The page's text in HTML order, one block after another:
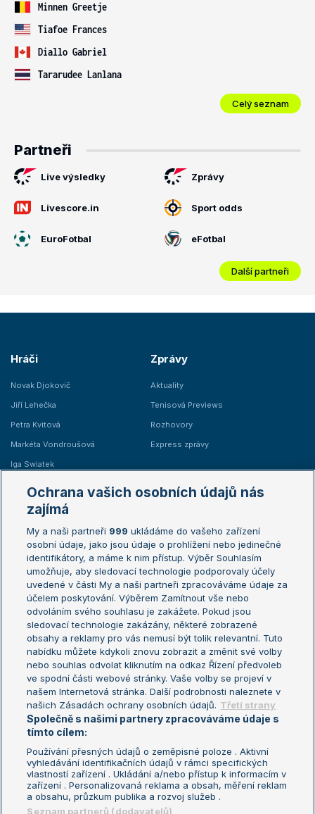
Minnen Greetje
Tiafoe Frances
Diallo Gabriel
Tararudee Lanlana
Celý seznam
Partneři
Live výsledky Zprávy
Livescore.in Sport odds
EuroFotbal eFotbal
Další partneři
Hráči
Novak Djokovič
Jiří Lehečka
Petra Kvitová
Markéta Vondroušová
Iga Swiatek
Zprávy
Aktuality
Tenisová Previews
Rozhovory
Express zprávy
Žebříčky
Žebříček ATP (muži)
Žebříček WTA (ženy)
Sázkařský žebříček
Australian Open
French Open
Wimbledon
US Open
Turnaj mistrů
Turnaj mistryň
Aktualní trendy
Fotbalové přestupy
Livesport Daily
LS Prague Open
Podmínky užití
Nastavení soukromí
GDPR a žurnalistika
Reklama
Kontakt
Informace o zpracování osobních
Ochrana vašich osobních údajů nás
zajímá
My a naši partneři 999 ukládáme do vašeho zařízení
osobní údaje, jako jsou údaje o prohlížení nebo jedinečné
identifikátory, a máme k nim přístup. Výběr Souhlasím
umožňuje, aby sledovací technologie podporovaly účely
uvedené v části My a naši partneři zpracováváme údaje za
účelem poskytování. Výběrem Zamítnout vše nebo
odvoláním svého souhlasu je zakážete. Pokud jsou
sledovací technologie zakázány, některé zobrazené
obsahy a reklamy pro vás nemusí být tolik relevantní. Tuto
nabídku můžete kdykoli znovu zobrazit a změnit své volby
nebo souhlas odvolat kliknutím na odkaz Řízení předvoleb
ve spodní části webové stránky. Vaše volby se projeví v
našem Internetová stránka. Další podrobnosti naleznete v
našich Zásadách ochrany osobních údajů. Třetí strany
Společně s našimi partnery zpracováváme údaje s
tímto cílem:
Používání přesných údajů o zeměpisné poloze . Aktivní
vyhledávání identifikačních údajů v rámci specifických
vlastností zařízení . Ukládání a/nebo přístup k informacím v
zařízení . Personalizovaná reklama a obsah, měření reklam
a obsahu, průzkum publika a rozvoj služeb .
Seznam partnerů (dodavatelů)